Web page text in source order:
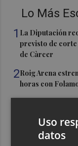
Lo Más
1 La Diputación
previsto de
de Càrcer
2Roig Arena
horas con
Leire Díez niega
Uso
datos